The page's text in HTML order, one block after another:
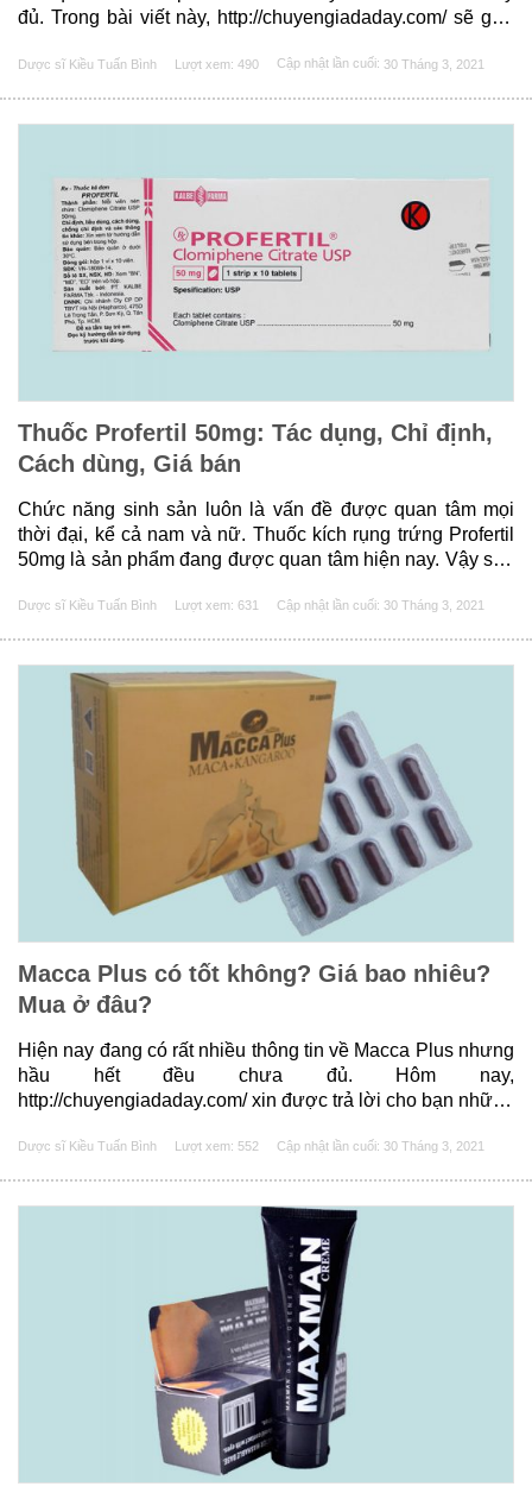
đủ. Trong bài viết này, http://chuyengiadaday.com/ sẽ giới
hỏi: Thuốc Condova là thuốc gì? Thuốc Condova có tác......
Dược sĩ Kiều Tuấn Bình Lượt xem: 490 Cập nhật lần cuối: 30 Tháng 3, 2021
Thuốc Profertil 50mg: Tác dụng, Chỉ định,
Cách dùng, Giá bán
Chức năng sinh sản luôn là vấn đề được quan tâm mọi
thời đại, kể cả nam và nữ. Thuốc kích rụng trứng Profertil
50mg là sản phẩm đang được quan tâm hiện nay. Vậy sản
nào? Cùng tìm hiểu cụ thể......
Dược sĩ Kiều Tuấn Bình Lượt xem: 631 Cập nhật lần cuối: 30 Tháng 3, 2021
Macca Plus có tốt không? Giá bao nhiêu?
Mua ở đâu?
Hiện nay đang có rất nhiều thông tin về Macca Plus nhưng
hầu hết đều chưa đủ. Hôm nay,
http://chuyengiadaday.com/ xin được trả lời cho bạn những
tác dụng gì? Cách sử dụng Macca Plus và những lưu ý khi
sử dụng Macca......
Dược sĩ Kiều Tuấn Bình Lượt xem: 552 Cập nhật lần cuối: 30 Tháng 3, 2021